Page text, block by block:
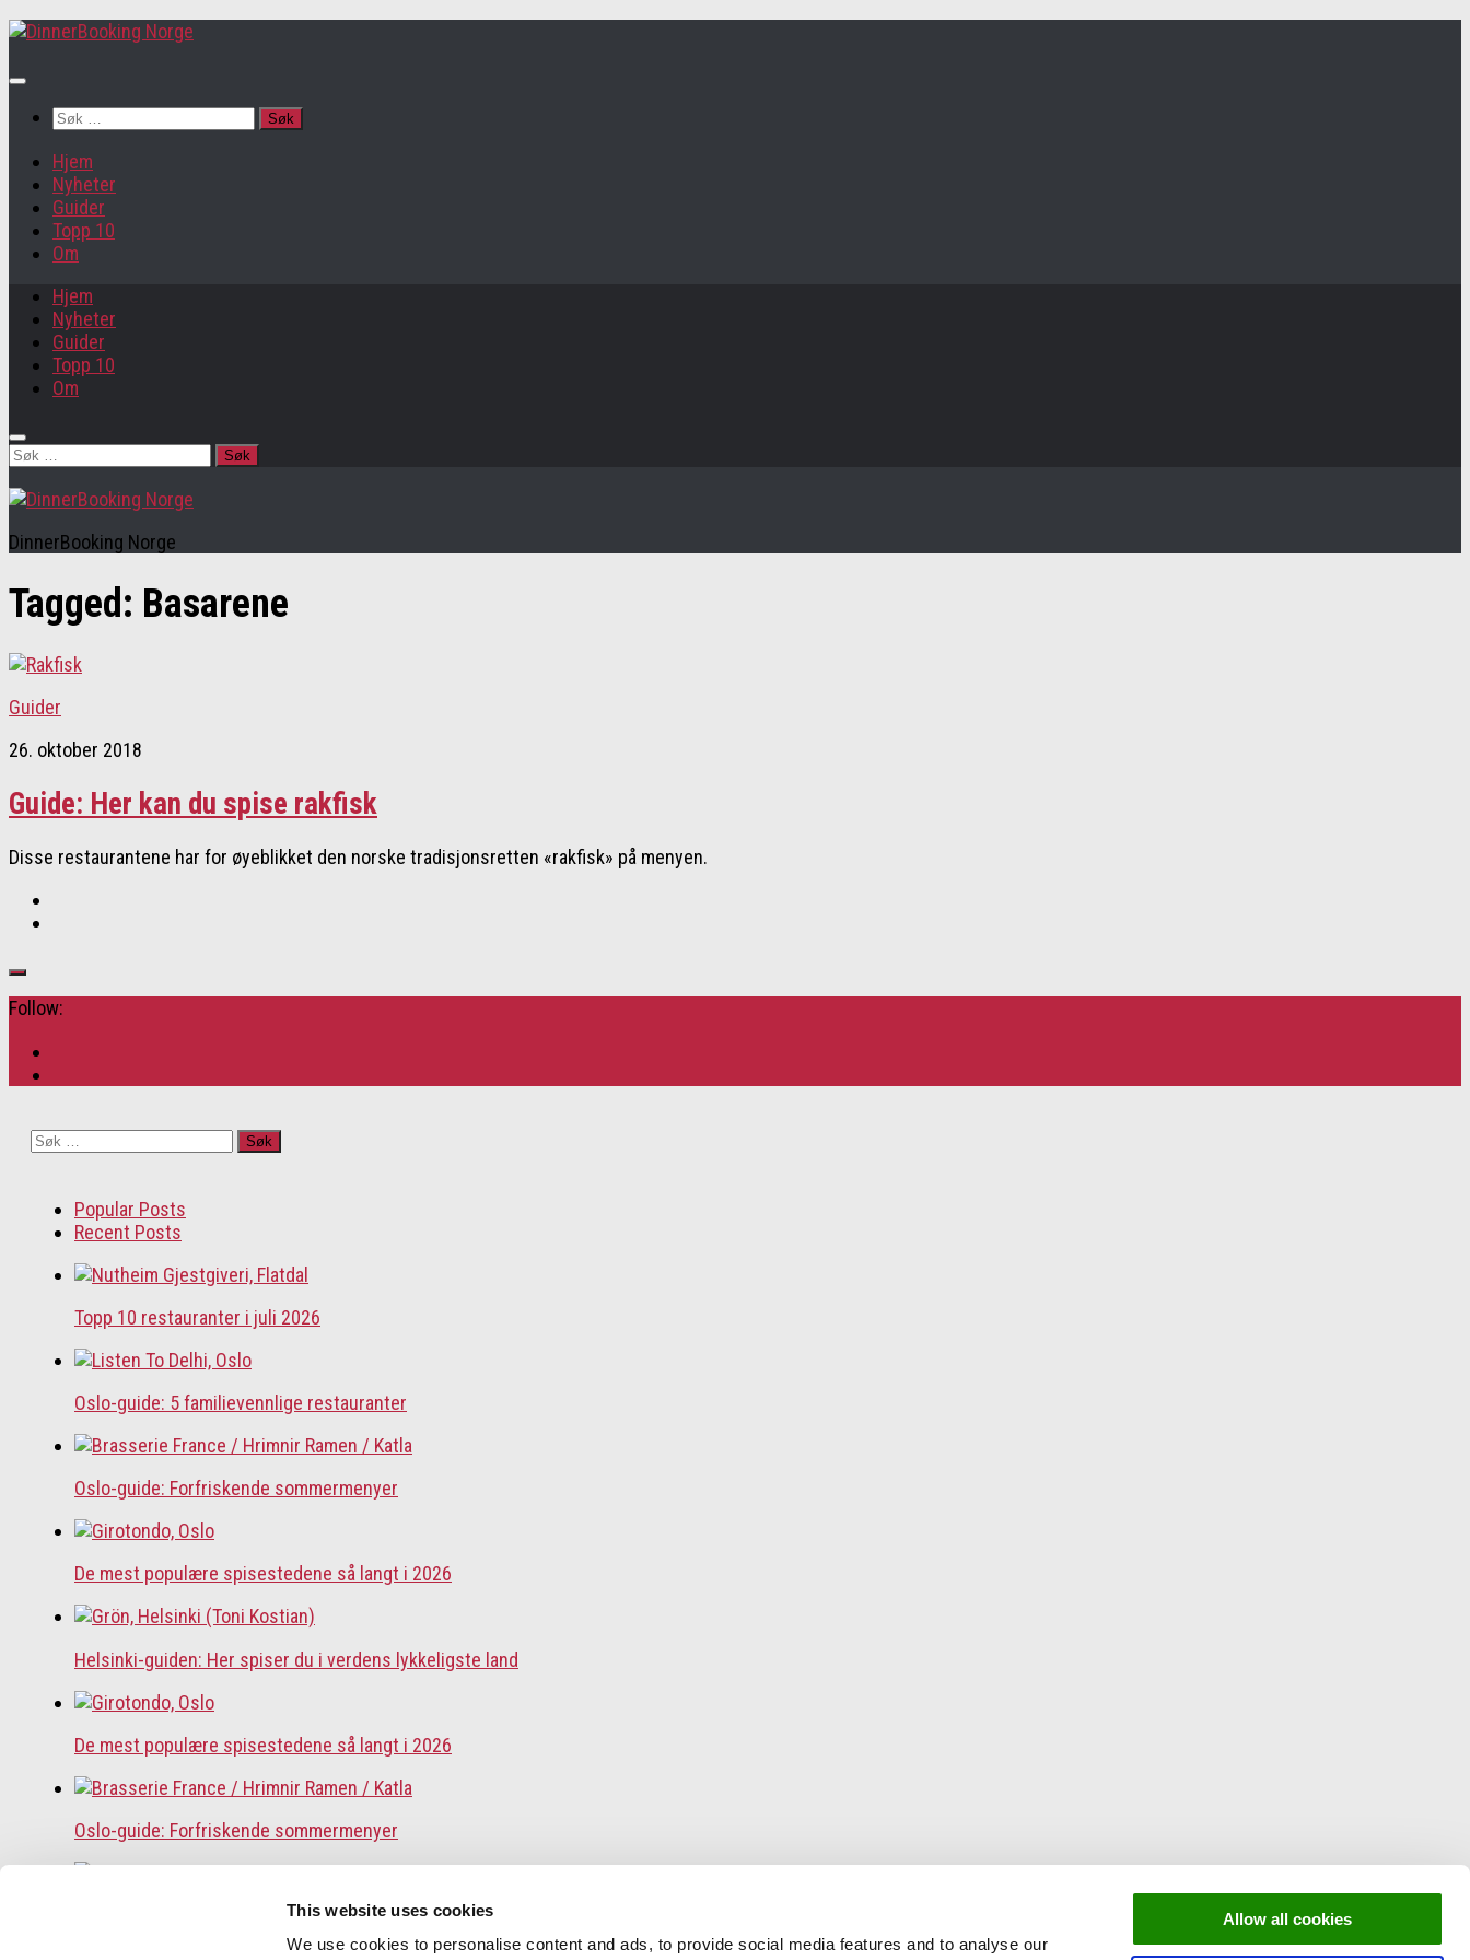
This website uses cookies
We use cookies to personalise content and ads, to provide social media features and to analyse our
Allow all cookies
Søk
Hjem
Nyheter
Guider
Topp 10
Om
Hjem
Nyheter
Guider
Topp 10
Om
Søk
DinnerBooking Norge
Tagged: Basarene
Guider
26. oktober 2018
Guide: Her kan du spise rakfisk
Disse restaurantene har for øyeblikket den norske tradisjonsretten «rakfisk» på menyen.
Follow:
Søk
etter:
Popular Posts
Recent Posts
Topp 10 restauranter i juli 2026
Oslo-guide: 5 familievennlige restauranter
Oslo-guide: Forfriskende sommermenyer
De mest populære spisestedene så langt i 2026
Helsinki-guiden: Her spiser du i verdens lykkeligste land
De mest populære spisestedene så langt i 2026
Oslo-guide: Forfriskende sommermenyer
Oslo-guide: 5 familievennlige restauranter